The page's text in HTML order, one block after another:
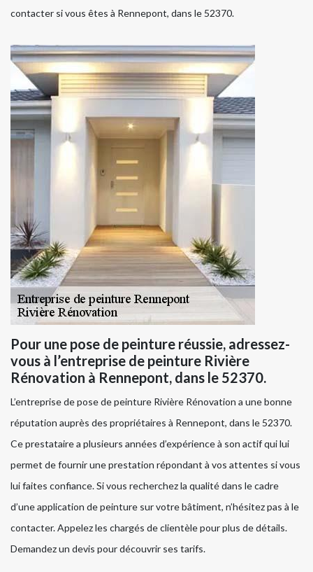
contacter si vous êtes à Rennepont, dans le 52370.
Pour une pose de peinture réussie, adressez-
vous à l’entreprise de peinture Rivière
Rénovation à Rennepont, dans le 52370.
L’entreprise de pose de peinture Rivière Rénovation a une bonne
réputation auprès des propriétaires à Rennepont, dans le 52370.
Ce prestataire a plusieurs années d’expérience à son actif qui lui
permet de fournir une prestation répondant à vos attentes si vous
lui faites confiance. Si vous recherchez la qualité dans le cadre
d’une application de peinture sur votre bâtiment, n’hésitez pas à le
contacter. Appelez les chargés de clientèle pour plus de détails.
Demandez un devis pour découvrir ses tarifs.